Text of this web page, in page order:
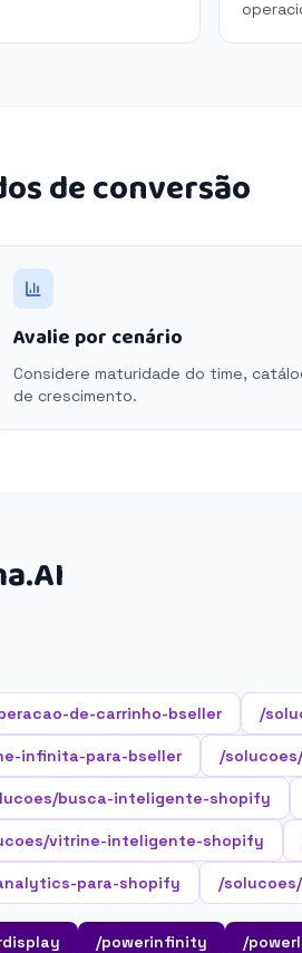
de conversão
Avalie por cenário
Considere maturidade do time,
de crescimento.
de-carrinho-bseller /
infinita-para-bseller /
busca-inteligente-shopify
vitrine-inteligente-shopify
para-shopify /
/powerinfinity /